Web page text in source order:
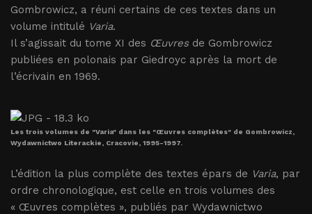
Gombrowicz, a réuni certains de ces textes dans un
volume intitulé Varia.
Il s’agissait du tome XI des Œuvresde Gombrowicz
publiées en polonais par Giedroyc après la mort de
l’écrivain en 1969.
Les trois volumes de "Varia" dans les "Œuvres complètes" de Gombrowicz,
Wydawnictwo Literackie, Cracovie, 1995-1997.
L’édition la plus complète des textes épars de Varia, par
ordre chronologique, est celle en trois volumes des
« Œuvres complètes », publiés par Wydawnictwo